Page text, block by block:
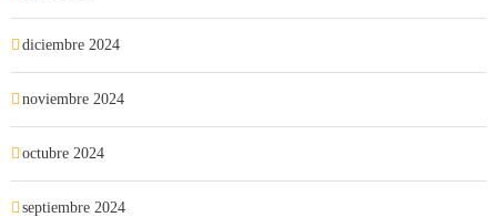
diciembre 2024
noviembre 2024
octubre 2024
septiembre 2024